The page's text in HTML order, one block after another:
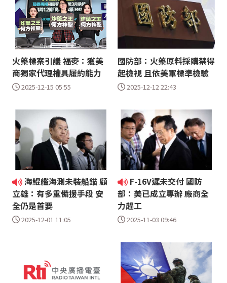
火藥標案引議 福麥：獲美
商獨家代理權具履約能力
2025-12-15 05:55
國防部：火藥原料採購禁得
起檢視 且依美軍標準檢驗
2025-12-12 22:43
海鯤艦海測未裝船錨 顧
立雄：有多重備援手段 安
全仍是首要
2025-12-01 11:05
F-16V遲未交付 國防
部：美已成立專辦 廠商全
力趕工
2025-11-03 09:46